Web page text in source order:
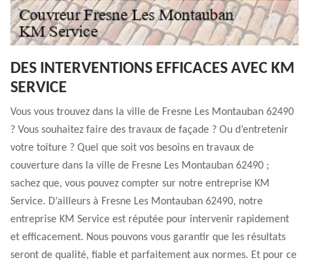
DES INTERVENTIONS EFFICACES AVEC KM
SERVICE
Vous vous trouvez dans la ville de Fresne Les Montauban 62490
? Vous souhaitez faire des travaux de façade ? Ou d’entretenir
votre toiture ? Quel que soit vos besoins en travaux de
couverture dans la ville de Fresne Les Montauban 62490 ;
sachez que, vous pouvez compter sur notre entreprise KM
Service. D’ailleurs à Fresne Les Montauban 62490, notre
entreprise KM Service est réputée pour intervenir rapidement
et efficacement. Nous pouvons vous garantir que les résultats
seront de qualité, fiable et parfaitement aux normes. Et pour ce